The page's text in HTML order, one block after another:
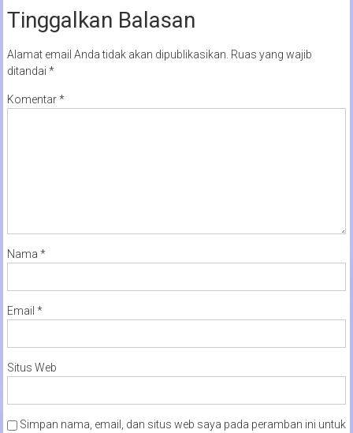
Tinggalkan Balasan
Alamat email Anda tidak akan dipublikasikan. Ruas yang wajib
ditandai *
Komentar*
Nama *
Email *
Situs Web
Simpan nama, email, dan situs web saya pada peramban ini untuk